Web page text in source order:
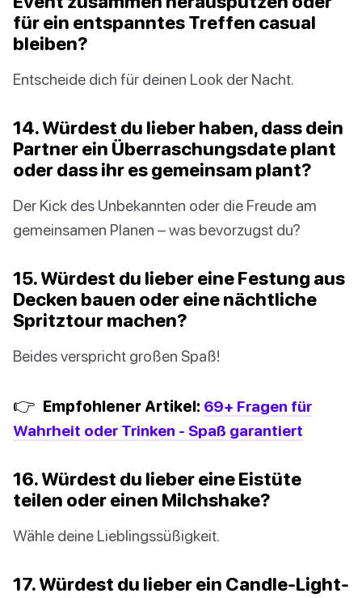
für ein entspanntes Treffen casual
bleiben?
Entscheide dich für deinen Look der Nacht.
14. Würdest du lieber haben, dass dein
Partner ein Überraschungsdate plant
oder dass ihr es gemeinsam plant?
Der Kick des Unbekannten oder die Freude am
gemeinsamen Planen – was bevorzugst du?
15. Würdest du lieber eine Festung aus
Decken bauen oder eine nächtliche
Spritztour machen?
Beides verspricht großen Spaß!
👉 Empfohlener Artikel: 69+ Fragen für
Wahrheit oder Trinken - Spaß garantiert
16. Würdest du lieber eine Eistüte
teilen oder einen Milchshake?
Wähle deine Lieblingssüßigkeit.
17. Würdest du lieber ein Candle-Light-